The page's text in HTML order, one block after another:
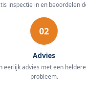
inspectie in en beoordelen
02
Advies
eerlijk advies met een
probleem.